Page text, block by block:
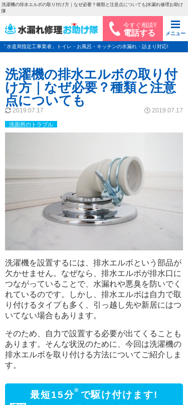
洗濯機の排水エルボの取り付け方｜なぜ必要？種類と注意点についても|水漏れ修理お助け
隊
今すぐ相談!!
電話する メニュー
「水道局指定工事業者」トイレ・お風呂・キッチンの水漏れ・詰まり対応!
洗濯機の排水エルボの取り付
け方｜なぜ必要？種類と注意
点についても
2019.07.17 2019.07.17
洗面所のトラブル
洗濯機を設置するには、排水エルボという部品が
欠かせません。なぜなら、排水エルボが排水口に
つながっていることで、水漏れや悪臭を防いでく
れているのです。しかし、排水エルボは自力で取
り付けるタイプも多く、引っ越し先や新居にはつ
いてない場合もあります。
そのため、自力で設置する必要が出てくることも
あります。そんな状況のために、今回は洗濯機の
排水エルボを取り付ける方法についてご紹介しま
す。
最短15分※ で駆け付けます!